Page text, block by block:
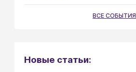
ВСЕ СОБЫТИЯ
Новые статьи: